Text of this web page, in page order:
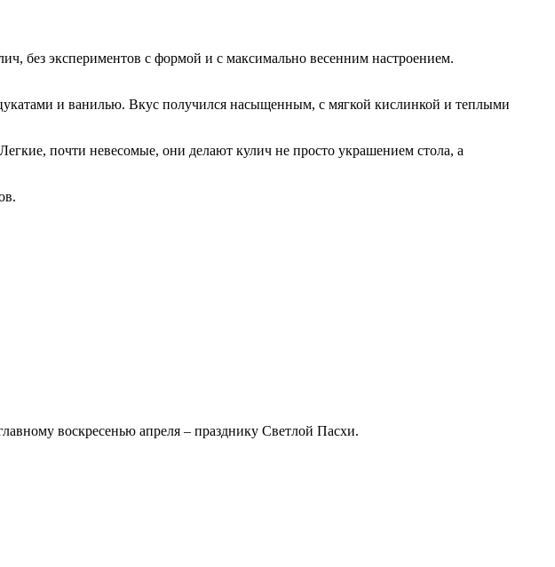
без экспериментов с формой и с максимально весенним настроением.
и ванилью. Вкус получился насыщенным, с мягкой кислинкой и теплыми
почти невесомые, они делают кулич не просто украшением стола, а
воскресенью апреля – празднику Светлой Пасхи.